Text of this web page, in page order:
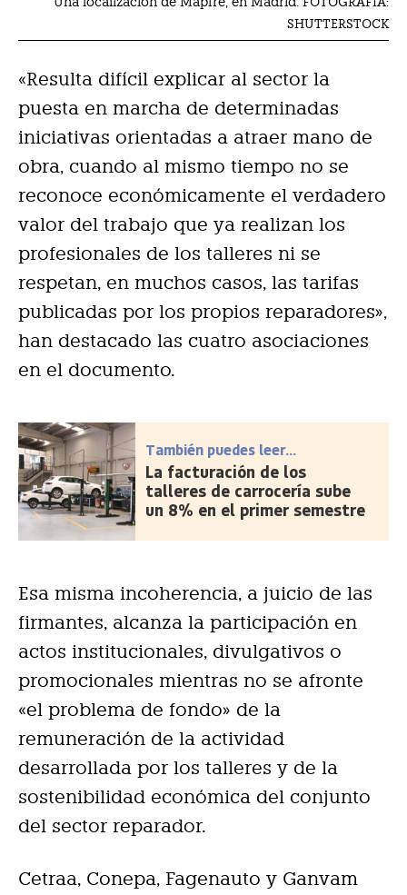
SHUTTERSTOCK
«Resulta difícil explicar al sector la
puesta en marcha de determinadas
iniciativas orientadas a atraer mano de
obra, cuando al mismo tiempo no se
reconoce económicamente el verdadero
valor del trabajo que ya realizan los
profesionales de los talleres ni se
respetan, en muchos casos, las tarifas
publicadas por los propios reparadores»,
han destacado las cuatro asociaciones
en el documento.
También puedes leer...
La facturación de los
talleres de carrocería sube
un 8% en el primer semestre
Esa misma incoherencia, a juicio de las
firmantes, alcanza la participación en
actos institucionales, divulgativos o
promocionales mientras no se afronte
«el problema de fondo» de la
remuneración de la actividad
desarrollada por los talleres y de la
sostenibilidad económica del conjunto
del sector reparador.
Cetraa, Conepa, Fagenauto y Ganvam